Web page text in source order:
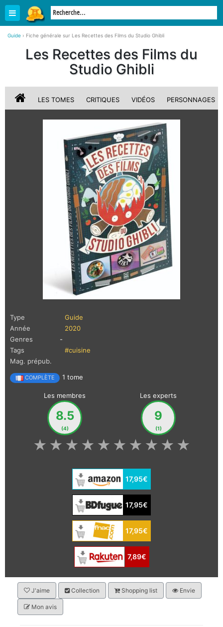
Guide › Fiche générale sur Les Recettes des Films du Studio Ghibli
Les Recettes des Films du
Studio Ghibli
LES TOMES CRITIQUES VIDÉOS PERSONNAGES
Type
Guide
Année
2020
Genres
-
Tags
#cuisine
Mag. prépub.
COMPLÈTE 1 tome
Les membres
8.5
(4)
Les experts
9
(1)
★
★
★
★
★
★
★
★
★
★
17,95€
17,95€
17,95€
7,89€
J'aime Collection Shopping list Envie
Mon avis